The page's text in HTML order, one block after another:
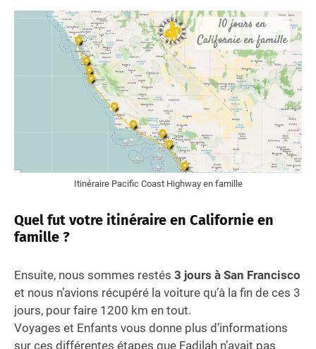
Itinéraire Pacific Coast Highway en famille
Quel fut votre itinéraire en Californie en
famille ?
Ensuite, nous sommes restés 3 jours à San Francisco
et nous n’avions récupéré la voiture qu’à la fin de ces 3
jours, pour faire 1200 km en tout.
Voyages et Enfants vous donne plus d’informations
sur ces différentes étapes que Fadilah n’avait pas